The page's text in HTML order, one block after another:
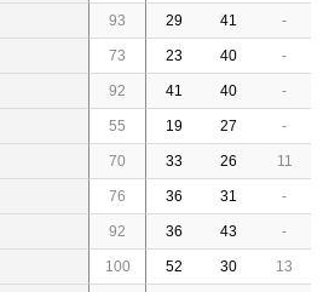
93 29 41 -
73 23 40 -
92 41 40 -
55 19 27 -
70 33 26 11
76 36 31 -
92 36 43 -
100 52 30 13